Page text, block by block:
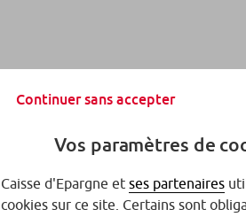
Continuer sans accepter
Vos paramètres de
Caisse d'Epargne et ses partenaires
cookies sur ce site. Certains sont